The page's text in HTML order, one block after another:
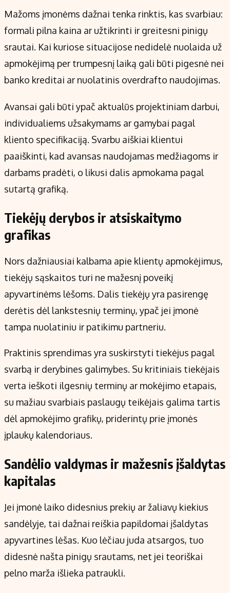
Mažoms įmonėms dažnai tenka rinktis, kas svarbiau:
formali pilna kaina ar užtikrinti ir greitesni pinigų
srautai. Kai kuriose situacijose nedidelė nuolaida už
apmokėjimą per trumpesnį laiką gali būti pigesnė nei
banko kreditai ar nuolatinis overdrafto naudojimas.
Avansai gali būti ypač aktualūs projektiniam darbui,
individualiems užsakymams ar gamybai pagal
kliento specifikaciją. Svarbu aiškiai klientui
paaiškinti, kad avansas naudojamas medžiagoms ir
darbams pradėti, o likusi dalis apmokama pagal
sutartą grafiką.
Tiekėjų derybos ir atsiskaitymo
grafikas
Nors dažniausiai kalbama apie klientų apmokėjimus,
tiekėjų sąskaitos turi ne mažesnį poveikį
apyvartinėms lėšoms. Dalis tiekėjų yra pasirengę
derėtis dėl lankstesnių terminų, ypač jei įmonė
tampa nuolatiniu ir patikimu partneriu.
Praktinis sprendimas yra suskirstyti tiekėjus pagal
svarbą ir derybines galimybes. Su kritiniais tiekėjais
verta ieškoti ilgesnių terminų ar mokėjimo etapais,
su mažiau svarbiais paslaugų teikėjais galima tartis
dėl apmokėjimo grafikų, priderintų prie įmonės
įplaukų kalendoriaus.
Sandėlio valdymas ir mažesnis įšaldytas
kapitalas
Jei įmonė laiko didesnius prekių ar žaliavų kiekius
sandėlyje, tai dažnai reiškia papildomai įšaldytas
apyvartines lėšas. Kuo lėčiau juda atsargos, tuo
didesnė našta pinigų srautams, net jei teoriškai
pelno marža išlieka patraukli.